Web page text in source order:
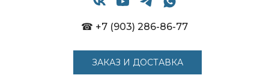
☎ +7 (903) 286-86-77
ЗАКАЗ И ДОСТАВКА